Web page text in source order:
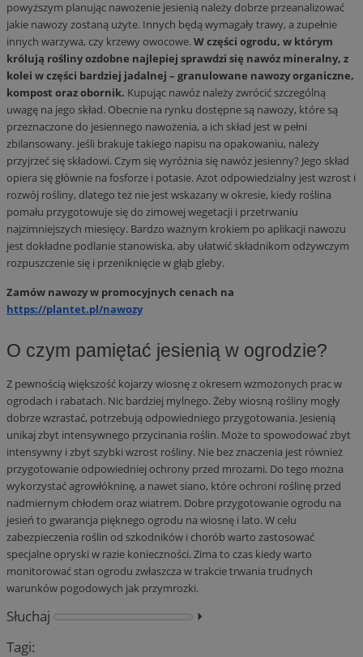
powyższym planując nawożenie jesienią należy dobrze przeanalizować
jakie nawozy zostaną użyte. Innych będą wymagały trawy, a zupełnie
innych warzywa, czy krzewy owocowe.W części ogrodu, w którym
królują rośliny ozdobne najlepiej sprawdzi się nawóz mineralny, z
kolei w części bardziej jadalnej – granulowane nawozy organiczne,
kompost oraz obornik. Kupując nawóz należy zwrócić szczególną
uwagę na jego skład. Obecnie na rynku dostępne są nawozy, które są
przeznaczone do jesiennego nawożenia, a ich skład jest w pełni
zbilansowany. jeśli brakuje takiego napisu na opakowaniu, należy
przyjrzeć się składowi. Czym się wyróżnia się nawóz jesienny? Jego skład
opiera się głównie na fosforze i potasie. Azot odpowiedzialny jest wzrost i
rozwój rośliny, dlatego też nie jest wskazany w okresie, kiedy roślina
pomału przygotowuje się do zimowej wegetacji i przetrwaniu
najzimniejszych miesięcy. Bardzo ważnym krokiem po aplikacji nawozu
jest dokładne podlanie stanowiska, aby ułatwić składnikom odżywczym
rozpuszczenie się i przeniknięcie w głąb gleby.
Zamów nawozy w promocyjnych cenach na
https://plantet.pl/nawozy
O czym pamiętać jesienią w ogrodzie?
Z pewnością większość kojarzy wiosnę z okresem wzmożonych prac w
ogrodach i rabatach. Nic bardziej mylnego. Żeby wiosną rośliny mogły
dobrze wzrastać, potrzebują odpowiedniego przygotowania. Jesienią
unikaj zbyt intensywnego przycinania roślin. Może to spowodować zbyt
intensywny i zbyt szybki wzrost rośliny. Nie bez znaczenia jest również
przygotowanie odpowiedniej ochrony przed mrozami. Do tego można
wykorzystać agrowłókninę, a nawet siano, które ochroni roślinę przed
nadmiernym chłodem oraz wiatrem. Dobre przygotowanie ogrodu na
jesień to gwarancja pięknego ogrodu na wiosnę i lato. W celu
zabezpieczenia roślin od szkodników i chorób warto zastosować
specjalne opryski w razie konieczności. Zima to czas kiedy warto
monitorować stan ogrodu zwłaszcza w trakcie trwania trudnych
warunków pogodowych jak przymrozki.
Słuchaj
⏵︎
Tagi: